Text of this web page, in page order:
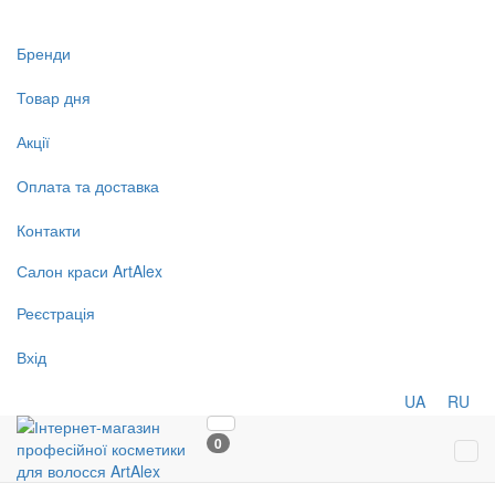
Бренди
Товар дня
Акції
Оплата та доставка
Контакти
Салон краси ArtAlex
Реєстрація
Вхід
UA RU
0